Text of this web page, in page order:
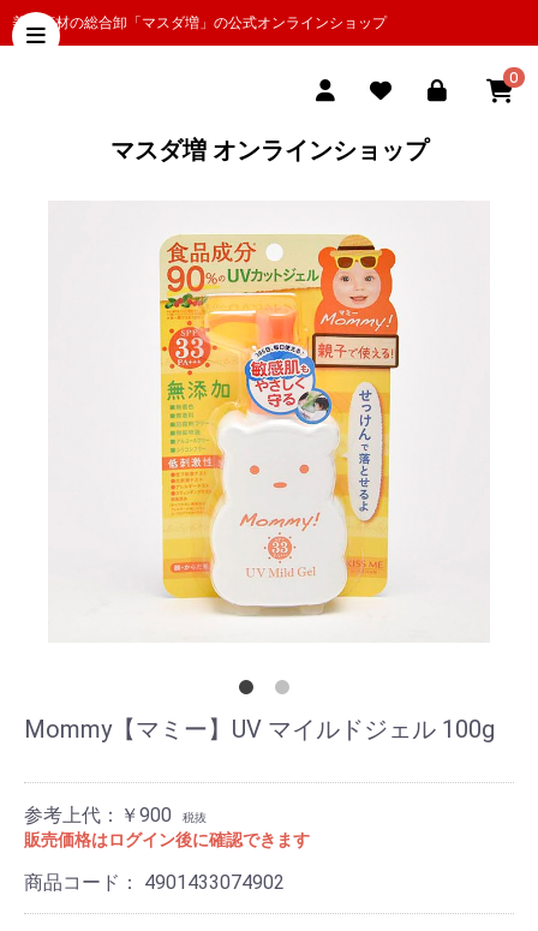
美容商材の総合卸「マスダ増」の公式オンラインショップ
0
マスダ増 オンラインショップ
Mommy【マミー】UV マイルドジェル 100g
参考上代：￥900 税抜
販売価格はログイン後に確認できます
商品コード： 4901433074902